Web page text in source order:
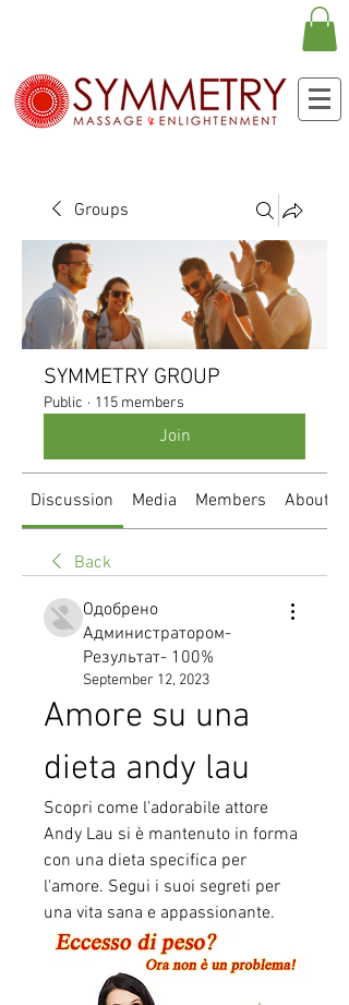
Groups
SYMMETRY GROUP
Public · 115 members
Join
Discussion Media Members About
Back
Одобрено
Администратором-
Результат- 100%
September 12, 2023
Amore su una
dieta andy lau
Scopri come l'adorabile attore
Andy Lau si è mantenuto in forma
con una dieta specifica per
l'amore. Segui i suoi segreti per
una vita sana e appassionante.